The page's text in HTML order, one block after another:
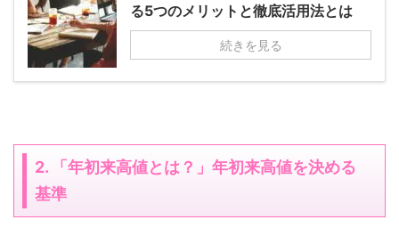
る5つのメリットと徹底活用法とは
続きを見る
2. 「年初来高値とは？」年初来高値を決める
基準